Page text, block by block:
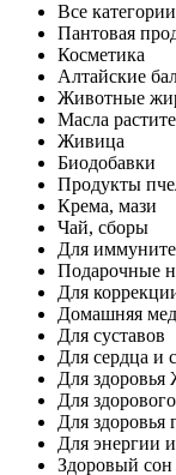
Все категории
Пантовая
Косметика
Алтайские
Животные
Масла
Живица
Биодобавки
Продукты
Крема, мази
Чай, сборы
Для
Подарочные
Для
Домашняя
Для суставов
Для сердца и
Для
Для
Для здоровья
Для энергии
Здоровый сон